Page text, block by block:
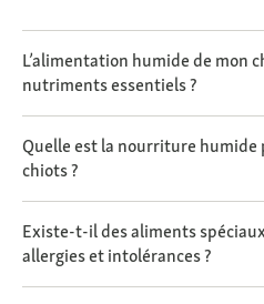
L’alimentation humide de mon
nutriments essentiels ?
Quelle est la nourriture humide
chiots ?
Existe-t-il des aliments
allergies et intolérances ?